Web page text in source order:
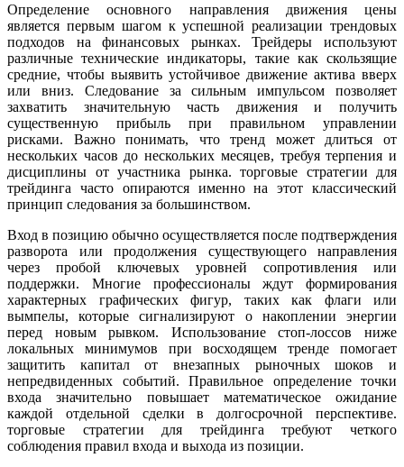
Определение основного направления движения цены
является первым шагом к успешной реализации трендовых
подходов на финансовых рынках. Трейдеры используют
различные технические индикаторы, такие как скользящие
средние, чтобы выявить устойчивое движение актива вверх
или вниз. Следование за сильным импульсом позволяет
захватить значительную часть движения и получить
существенную прибыль при правильном управлении
рисками. Важно понимать, что тренд может длиться от
нескольких часов до нескольких месяцев, требуя терпения и
дисциплины от участника рынка. торговые стратегии для
трейдинга часто опираются именно на этот классический
принцип следования за большинством.
Вход в позицию обычно осуществляется после подтверждения
разворота или продолжения существующего направления
через пробой ключевых уровней сопротивления или
поддержки. Многие профессионалы ждут формирования
характерных графических фигур, таких как флаги или
вымпелы, которые сигнализируют о накоплении энергии
перед новым рывком. Использование стоп-лоссов ниже
локальных минимумов при восходящем тренде помогает
защитить капитал от внезапных рыночных шоков и
непредвиденных событий. Правильное определение точки
входа значительно повышает математическое ожидание
каждой отдельной сделки в долгосрочной перспективе.
торговые стратегии для трейдинга требуют четкого
соблюдения правил входа и выхода из позиции.